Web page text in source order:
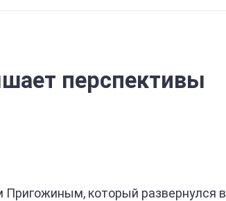
перспективы
Пригожиным, который развернулся в